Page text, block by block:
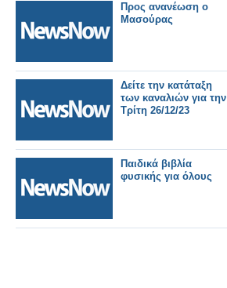
Προς ανανέωση ο
Μασούρας
Δείτε την κατάταξη
των καναλιών για την
Τρίτη 26/12/23
Παιδικά βιβλία
φυσικής για όλους